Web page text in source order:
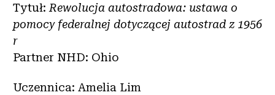
Tytuł: Rewolucja autostradowa: ustawa o
pomocy federalnej dotyczącej autostrad z 1956
r
Partner NHD: Ohio
Uczennica: Amelia Lim